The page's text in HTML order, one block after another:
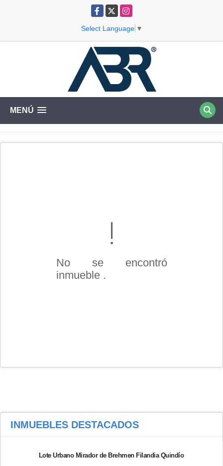
Facebook
X Instagram
Select Language ▼
MENÚ
No se encontró
inmueble .
INMUEBLES DESTACADOS
Lote Urbano Mirador de Brehmen Filandia Quindío